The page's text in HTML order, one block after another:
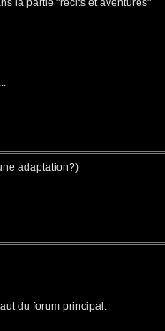
la partie "récits et aventures"
adaptation?)
du forum principal.